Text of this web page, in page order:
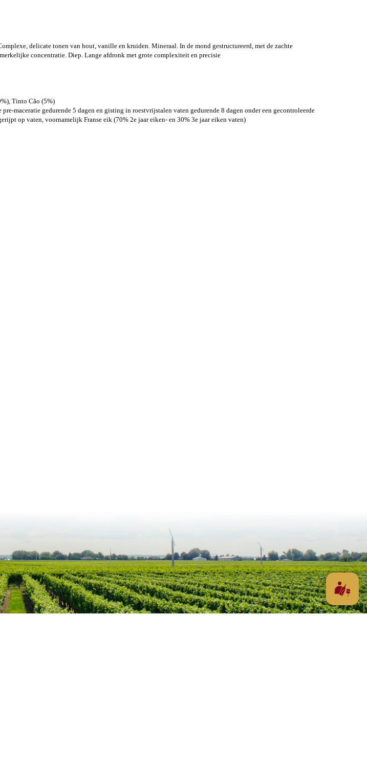
delicate tonen van hout, vanille en kruiden. Mineraal. In de mond gestructureerd, met de zachte
concentratie. Diep. Lange afdronk met grote complexiteit en precisie
Tinto Cão (5%)
maceratie gedurende 5 dagen en gisting in roestvrijstalen vaten gedurende 8 dagen onder een gecontroleerde
op vaten, voornamelijk Franse eik (70% 2e jaar eiken- en 30% 3e jaar eiken vaten)